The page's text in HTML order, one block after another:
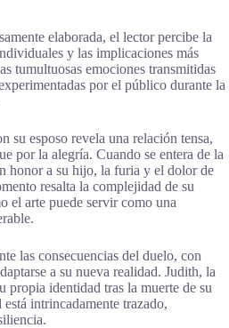
elaborada, el lector percibe la
y las implicaciones más
tumultuosas emociones transmitidas
por el público durante la
su esposo revela una relación tensa,
por la alegría. Cuando se entera de la
honor a su hijo, la furia y el dolor de
resalta la complejidad de su
el arte puede servir como una
las consecuencias del duelo, con
a su nueva realidad. Judith, la
propia identidad tras la muerte de su
intrincadamente trazado,